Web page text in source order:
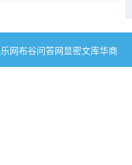
网布谷问答网显密文库华商